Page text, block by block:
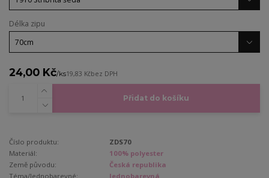
Délka zipu
24,00 Kč/ks19,83 Kčbez DPH
Přidat do košíku
Číslo produktu:
ZDS70
Materiál:
100% polyester
Země původu:
Česká republika
Téma/Jednobarevné:
Jednobarevná